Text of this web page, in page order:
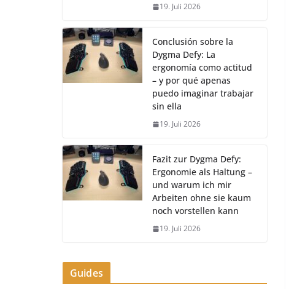
19. Juli 2026
Conclusión sobre la
Dygma Defy: La
ergonomía como actitud
– y por qué apenas
puedo imaginar trabajar
sin ella
19. Juli 2026
Fazit zur Dygma Defy:
Ergonomie als Haltung –
und warum ich mir
Arbeiten ohne sie kaum
noch vorstellen kann
19. Juli 2026
Guides